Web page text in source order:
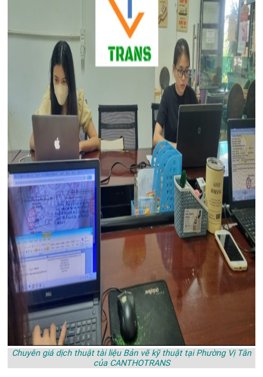
Chuyên giá dịch thuật tài liệu Bản vẽ kỹ thuật tại Phường Vị Tân
của CANTHOTRANS